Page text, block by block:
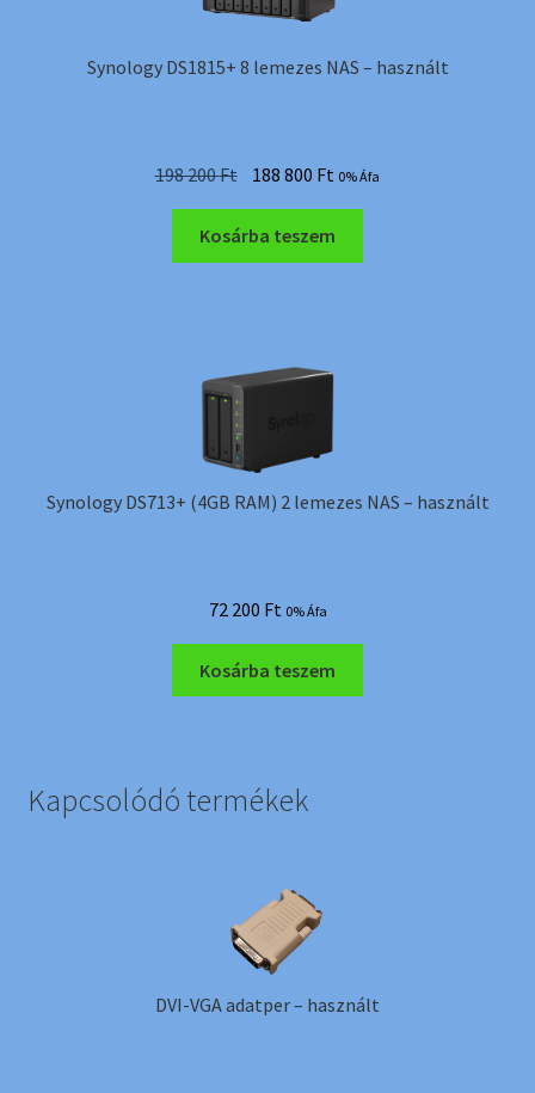
Synology DS1815+ 8 lemezes NAS – használt
198 200Ft Original
was:
198
188 800 Ft Current
is:
188
0% Áfa
Kosárba teszem
Synology DS713+ (4GB RAM) 2 lemezes NAS – használt
72 200 Ft 0% Áfa
Kosárba teszem
Kapcsolódó termékek
DVI-VGA adatper – használt